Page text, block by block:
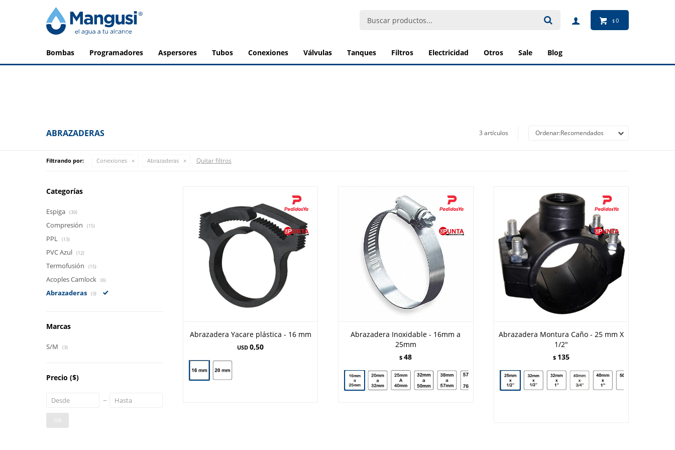
bombas programadores aspersores tubos conexiones válvulas tanques filtros electricidad otros sale blog
$0
ABRAZADERAS 3 artículos Recomendados
Filtrando por: Conexiones Abrazaderas Quitar filtros
Abrazadera Yacare plástica - 16 mm
USD 0,50
Abrazadera Inoxidable - 16mm a
25mm
$ 48
Abrazadera Montura Caño - 25 mm X
1/2"
$ 135
Categorías
Espiga (30)
Compresión (15)
PPL (13)
PVC Azul (12)
Termofusión (15)
Acoples Camlock (6)
Abrazaderas (3)
Marcas
S/M (3)
Precio ($)
OK